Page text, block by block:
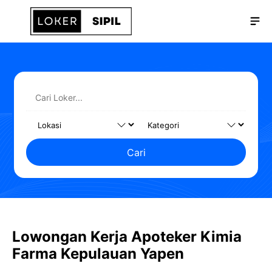
Langsung
Cari
Lowongan Kerja Apoteker Kimia
Farma Kepulauan Yapen